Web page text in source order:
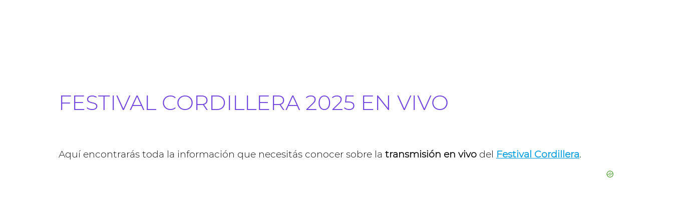
FESTIVAL CORDILLERA 2025 EN VIVO
Aquí encontrarás toda la información que necesitás conocer sobre la transmisión en vivo del Festival Cordillera.